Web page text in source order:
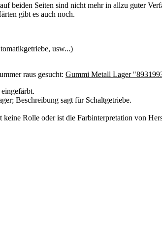
beiden Seiten sind nicht mehr in allzu guter
gibt es auch noch.
usw...)
raus gesucht: Gummi Metall Lager
Beschreibung sagt für Schaltgetriebe.
Rolle oder ist die Farbinterpretation von